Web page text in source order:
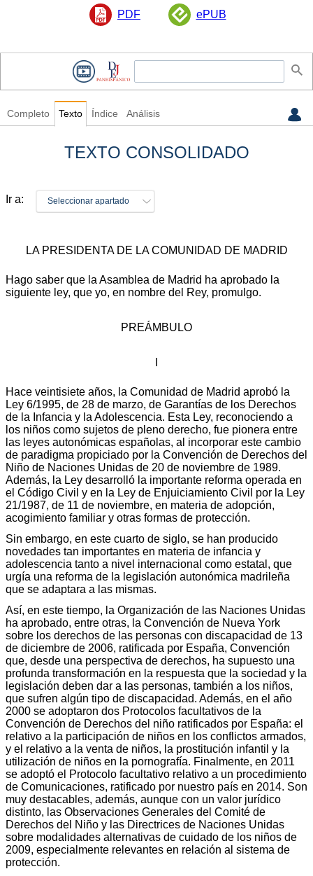
PDF ePUB
Completo Texto Índice Análisis
TEXTO CONSOLIDADO
Ir a: Seleccionar apartado
LA PRESIDENTA DE LA COMUNIDAD DE MADRID
Hago saber que la Asamblea de Madrid ha aprobado la
siguiente ley, que yo, en nombre del Rey, promulgo.
PREÁMBULO
Hace veintisiete años, la Comunidad de Madrid aprobó la
Ley 6/1995, de 28 de marzo, de Garantías de los Derechos
de la Infancia y la Adolescencia. Esta Ley, reconociendo a
los niños como sujetos de pleno derecho, fue pionera entre
las leyes autonómicas españolas, al incorporar este cambio
de paradigma propiciado por la Convención de Derechos del
Niño de Naciones Unidas de 20 de noviembre de 1989.
Además, la Ley desarrolló la importante reforma operada en
el Código Civil y en la Ley de Enjuiciamiento Civil por la Ley
21/1987, de 11 de noviembre, en materia de adopción,
acogimiento familiar y otras formas de protección.
Sin embargo, en este cuarto de siglo, se han producido
novedades tan importantes en materia de infancia y
adolescencia tanto a nivel internacional como estatal, que
urgía una reforma de la legislación autonómica madrileña
que se adaptara a las mismas.
Así, en este tiempo, la Organización de las Naciones Unidas
ha aprobado, entre otras, la Convención de Nueva York
sobre los derechos de las personas con discapacidad de 13
de diciembre de 2006, ratificada por España, Convención
que, desde una perspectiva de derechos, ha supuesto una
profunda transformación en la respuesta que la sociedad y la
legislación deben dar a las personas, también a los niños,
que sufren algún tipo de discapacidad. Además, en el año
2000 se adoptaron dos Protocolos facultativos de la
Convención de Derechos del niño ratificados por España: el
relativo a la participación de niños en los conflictos armados,
y el relativo a la venta de niños, la prostitución infantil y la
utilización de niños en la pornografía. Finalmente, en 2011
se adoptó el Protocolo facultativo relativo a un procedimiento
de Comunicaciones, ratificado por nuestro país en 2014. Son
muy destacables, además, aunque con un valor jurídico
distinto, las Observaciones Generales del Comité de
Derechos del Niño y las Directrices de Naciones Unidas
sobre modalidades alternativas de cuidado de los niños de
2009, especialmente relevantes en relación al sistema de
protección.